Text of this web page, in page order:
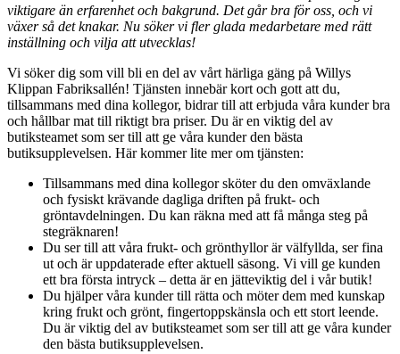
viktigare än erfarenhet och bakgrund. Det går bra för oss, och vi
växer så det knakar. Nu söker vi fler glada medarbetare med rätt
inställning och vilja att utvecklas!
Vi söker dig som vill bli en del av vårt härliga gäng på Willys
Klippan Fabriksallén! Tjänsten innebär kort och gott att du,
tillsammans med dina kollegor, bidrar till att erbjuda våra kunder bra
och hållbar mat till riktigt bra priser. Du är en viktig del av
butiksteamet som ser till att ge våra kunder den bästa
butiksupplevelsen. Här kommer lite mer om tjänsten:
Tillsammans med dina kollegor sköter du den omväxlande
och fysiskt krävande dagliga driften på frukt- och
gröntavdelningen. Du kan räkna med att få många steg på
stegräknaren!
Du ser till att våra frukt- och grönthyllor är välfyllda, ser fina
ut och är uppdaterade efter aktuell säsong. Vi vill ge kunden
ett bra första intryck – detta är en jätteviktig del i vår butik!
Du hjälper våra kunder till rätta och möter dem med kunskap
kring frukt och grönt, fingertoppskänsla och ett stort leende.
Du är viktig del av butiksteamet som ser till att ge våra kunder
den bästa butiksupplevelsen.